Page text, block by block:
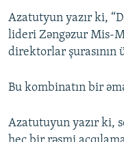
Azatutyun yazır ki,
lideri Zəngəzur Mis-
direktorlar şurasının
Bu kombinatın bir
Azatutuyun yazır ki,